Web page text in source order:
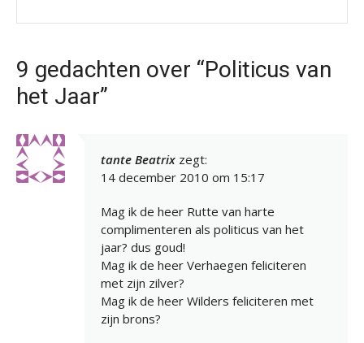
9 gedachten over “Politicus van
het Jaar”
tante Beatrix zegt:
14 december 2010 om 15:17
Mag ik de heer Rutte van harte
complimenteren als politicus van het
jaar? dus goud!
Mag ik de heer Verhaegen feliciteren
met zijn zilver?
Mag ik de heer Wilders feliciteren met
zijn brons?